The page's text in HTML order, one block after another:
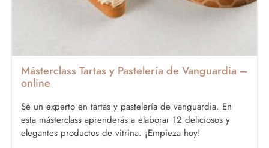
Másterclass Tartas y Pastelería de Vanguardia –
online
Sé un experto en tartas y pastelería de vanguardia. En
esta másterclass aprenderás a elaborar 12 deliciosos y
elegantes productos de vitrina. ¡Empieza hoy!